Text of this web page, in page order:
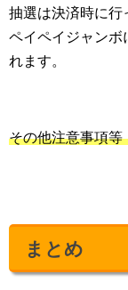
抽選は決済時に行
ペイペイジャンボ
れます。
その他注意事項等
まとめ